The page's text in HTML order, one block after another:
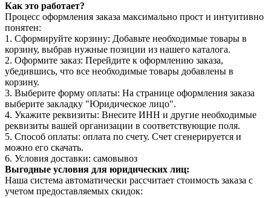
Как это работает?
Процесс оформления заказа максимально прост и интуитивно
понятен:
1. Сформируйте корзину: Добавьте необходимые товары в
корзину, выбрав нужные позиции из нашего каталога.
2. Оформите заказ: Перейдите к оформлению заказа,
убедившись, что все необходимые товары добавлены в
корзину.
3. Выберите форму оплаты: На странице оформления заказа
выберите закладку "Юридическое лицо".
4. Укажите реквизиты: Внесите ИНН и другие необходимые
реквизиты вашей организации в соответствующие поля.
5. Способ оплаты: оплата по счету. Счет сгенерируется и
можно его скачать.
6. Условия доставки: самовывоз
Выгодные условия для юридических лиц:
Наша система автоматически рассчитает стоимость заказа с
учетом предоставляемых скидок: